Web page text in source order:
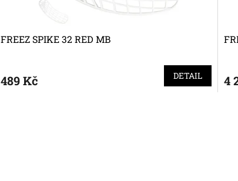
FREEZ SPIKE 32 RED MB
489 Kč DETAIL 4